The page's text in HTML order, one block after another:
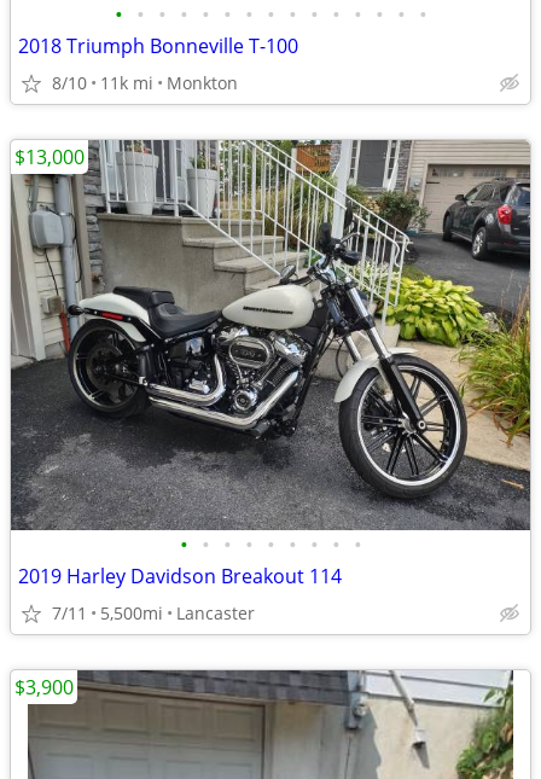
• • • • • • • • • • • • • • •
2018 Triumph Bonneville T-100
8/10 11k mi Monkton
• • • • • • • • •
2019 Harley Davidson Breakout 114
7/11 5,500mi Lancaster
$13,000
$3,900